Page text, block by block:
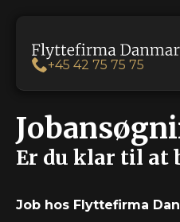
+45 42 75 75 75
Er du klar til at
Job hos Flyttefirma